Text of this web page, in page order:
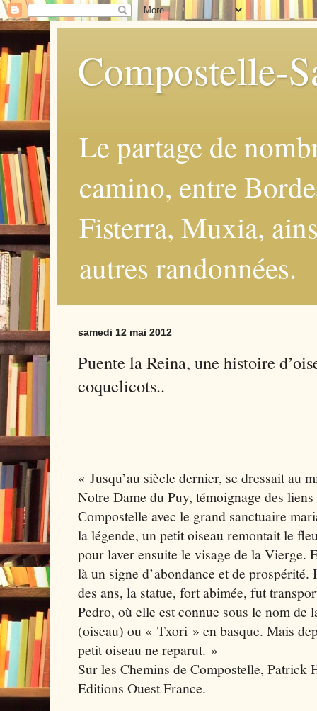
Compostelle-
Le partage de
camino, entre
Fisterra, Muxia,
autres randonnées.
samedi 12 mai 2012
Puente la Reina, une histoire
coquelicots..
« Jusqu’au siècle dernier, se dressait au
Notre Dame du Puy, témoignage des
Compostelle avec le grand sanctuaire
la légende, un petit oiseau remontait le
pour laver ensuite le visage de la Vierge.
là un signe d’abondance et de
des ans, la statue, fort abimée, fut
Pedro, où elle est connue sous le nom
(oiseau) ou « Txori » en basque. Mais
petit oiseau ne reparut. »
Sur les Chemins de Compostelle,
Editions Ouest France.